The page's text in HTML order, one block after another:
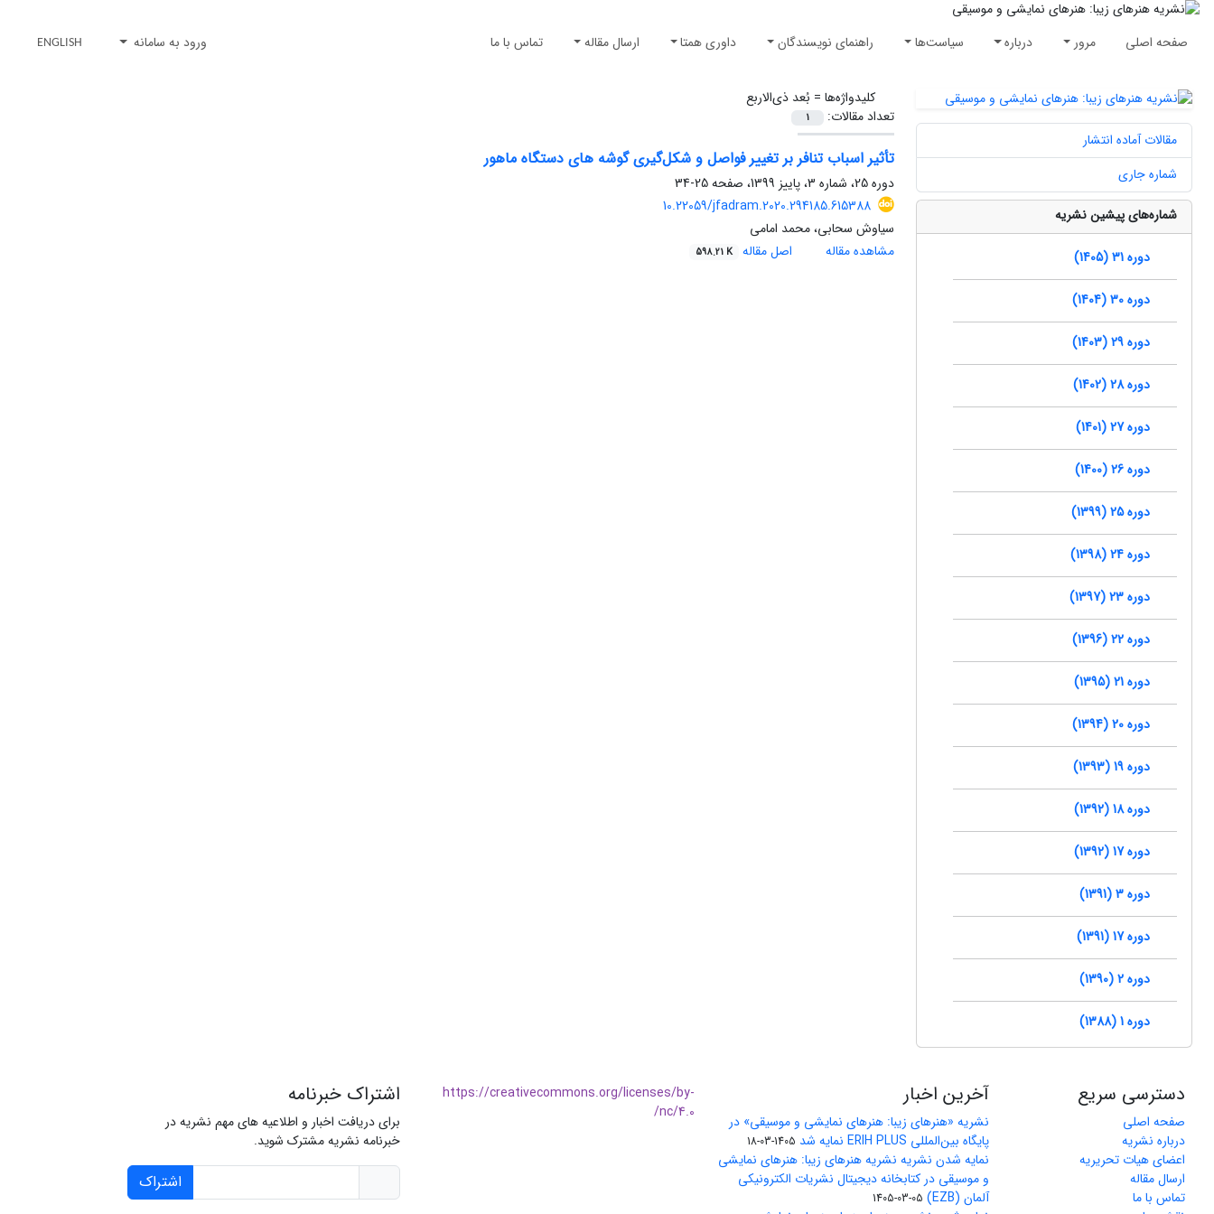
صفحه اصلی مرور درباره سیاست‌ها راهنمای نویسندگان داوری همتا ارسال مقاله تماس با ما ورود به سامانه ENGLISH
کلیدواژه‌ها = بُعد ذی‌الاربع
تعداد مقالات:
1
تأثیر اسباب تنافر بر تغییر فواصل و شکل‌گیری گوشه های دستگاه ماهور
دوره 25، شماره 3، پاییز 1399، صفحه
25-34
10.22059/jfadram.2020.294185.615388
سیاوش سحابی، محمد امامی
مشاهده مقاله
اصل مقاله 598.21 K
مقالات آماده انتشار
شماره جاری
شماره‌های پیشین نشریه
دوره 31 (1405)
دوره 30 (1404)
دوره 29 (1403)
دوره 28 (1402)
دوره 27 (1401)
دوره 26 (1400)
دوره 25 (1399)
دوره 24 (1398)
دوره 23 (1397)
دوره 22 (1396)
دوره 21 (1395)
دوره 20 (1394)
دوره 19 (1393)
دوره 18 (1392)
دوره 17 (1392)
دوره 3 (1391)
دوره 17 (1391)
دوره 2 (1390)
دوره 1 (1388)
دسترسی سریع
صفحه اصلی
درباره نشریه
اعضای هیات تحریریه
ارسال مقاله
تماس با ما
آخرین اخبار
نشریه «هنرهای زیبا: هنرهای نمایشی و موسیقی» در
پایگاه بین‌المللی ERIH PLUS نمایه شد
1405-03-18
نمایه شدن نشریه نشریه هنرهای زیبا: هنرهای نمایشی
و موسیقی در کتابخانه دیجیتال نشریات الکترونیکی
آلمان (EZB)
1405-03-05
https://creativecommons.org/licenses/by-
nc/4.0/
اشتراک خبرنامه
برای دریافت اخبار و اطلاعیه های مهم نشریه در
خبرنامه نشریه مشترک شوید.
اشتراک